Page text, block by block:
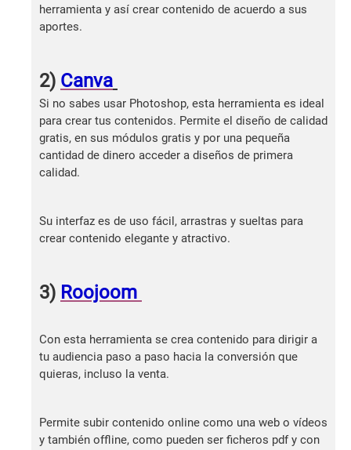
herramienta y así crear contenido de acuerdo a sus
aportes.
2) Canva
Si no sabes usar Photoshop, esta herramienta es ideal
para crear tus contenidos. Permite el diseño de calidad
gratis, en sus módulos gratis y por una pequeña
cantidad de dinero acceder a diseños de primera
calidad.
Su interfaz es de uso fácil, arrastras y sueltas para
crear contenido elegante y atractivo.
3) Roojoom
Con esta herramienta se crea contenido para dirigir a
tu audiencia paso a paso hacia la conversión que
quieras, incluso la venta.
Permite subir contenido online como una web o vídeos
y también offline, como pueden ser ficheros pdf y con